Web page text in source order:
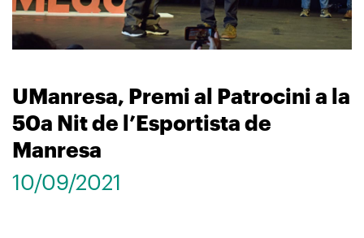
UManresa, Premi al Patrocini a la
50a Nit de l’Esportista de
Manresa
10/09/2021